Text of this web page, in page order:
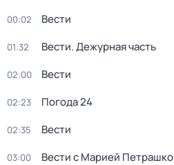
00:02 Вести
01:32 Вести. Дежурная часть
02:00 Вести
02:23 Погода 24
02:35 Вести
03:00 Вести с Марией Петрашко